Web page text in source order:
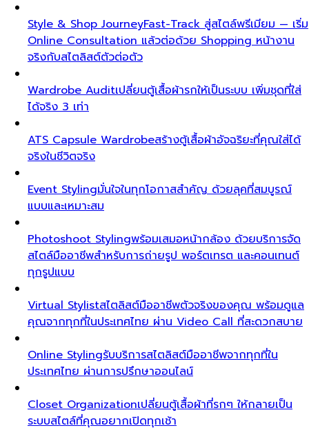
Style & Shop JourneyFast-Track สู่สไตล์พรีเมียม — เริ่ม
Online Consultation แล้วต่อด้วย Shopping หน้างาน
จริงกับสไตลิสต์ตัวต่อตัว
Wardrobe Auditเปลี่ยนตู้เสื้อผ้ารกให้เป็นระบบ เพิ่มชุดที่ใส่
ได้จริง 3 เท่า
ATS Capsule Wardrobeสร้างตู้เสื้อผ้าอัจฉริยะที่คุณใส่ได้
จริงในชีวิตจริง
Event Stylingมั่นใจในทุกโอกาสสำคัญ ด้วยลุคที่สมบูรณ์
แบบและเหมาะสม
Photoshoot Stylingพร้อมเสมอหน้ากล้อง ด้วยบริการจัด
สไตล์มืออาชีพสำหรับการถ่ายรูป พอร์ตเทรต และคอนเทนต์
ทุกรูปแบบ
Virtual Stylistสไตลิสต์มืออาชีพตัวจริงของคุณ พร้อมดูแล
คุณจากทุกที่ในประเทศไทย ผ่าน Video Call ที่สะดวกสบาย
Online Stylingรับบริการสไตลิสต์มืออาชีพจากทุกที่ใน
ประเทศไทย ผ่านการปรึกษาออนไลน์
Closet Organizationเปลี่ยนตู้เสื้อผ้าที่รกๆ ให้กลายเป็น
ระบบสไตล์ที่คุณอยากเปิดทุกเช้า